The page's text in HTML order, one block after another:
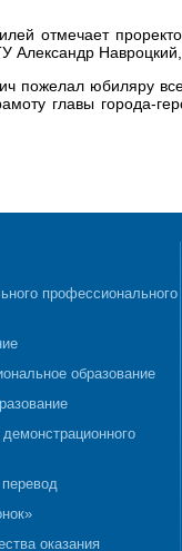
отмечает
Александр
пожелал юбиляру
главы города-
профессионального
образование
оказания